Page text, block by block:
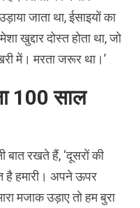
जाता था, ईसाइयों का
खुद्दार दोस्त होता था, जो
में। मरता जरूर था।’
100 साल
बात रखते हैं, ‘दूसरों की
है हमारी। अपने ऊपर
मजाक उड़ाए तो हम बुरा